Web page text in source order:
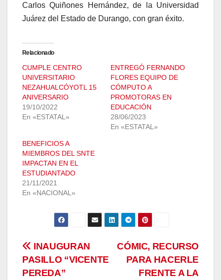
Carlos Quiñones Hernández, de la Universidad
Juárez del Estado de Durango, con gran éxito.
Relacionado
CUMPLE CENTRO
UNIVERSITARIO
NEZAHUALCÓYOTL 15
ANIVERSARIO
19/10/2022
En «ESTATAL»
ENTREGÓ FERNANDO
FLORES EQUIPO DE
CÓMPUTO A
PROMOTORAS EN
EDUCACIÓN
28/06/2023
En «ESTATAL»
BENEFICIOS A
MIEMBROS DEL SNTE
IMPACTAN EN EL
ESTUDIANTADO
21/11/2021
En «NACIONAL»
Navegación
de
CÓMIC, RECURSO
PARA HACERLE
FRENTE A LA
INAUGURAN
PASILLO “VICENTE
PEREDA”